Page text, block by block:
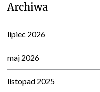
Archiwa
lipiec 2026
maj 2026
listopad 2025